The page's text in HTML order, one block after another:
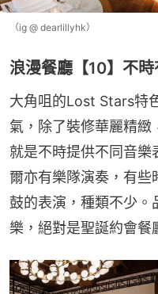
（ig @ dearlillyhk）
浪漫餐廳【10】不
大角咀的Lost Stars特
氣，除了裝修華麗精緻
就是不時提供不同音樂
爾亦有樂隊演奏，有些
鼓的表演，種類不少。
樂，絕對是聖誕約會餐